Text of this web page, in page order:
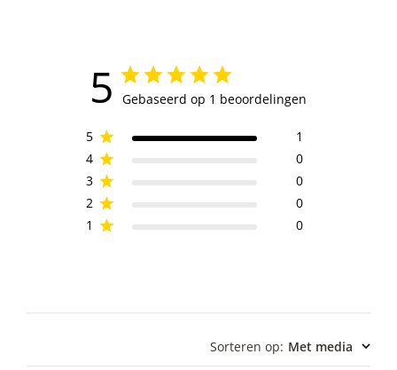
5 Gebaseerd op 1 beoordelingen
5
1
4
0
3
0
2
0
1
0
Sorteren op: Met media